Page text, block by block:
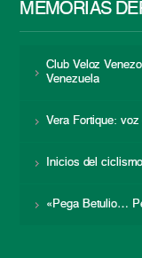
MEMORIAS
Club Veloz
Venezuela
Vera Fortique: voz
Inicios del
«Pega Betulio…